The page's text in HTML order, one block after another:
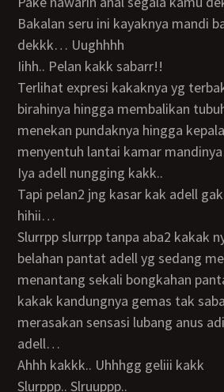
Bakalan seru ini kayaknya mandi bareng kali ini
dekkk… Uughhhh
Iihh.. Pelan kakk sabarr!!
Terlihat expresi kakaknya yg terbakar kembali nafsu
birahinya hingga membalikan
menekan pundaknya hingga
menyentuh lantai kamar
Iya adell nungging kakk..
Tapi pelan2 jng kasar kak adell gak akan kabur kok
hihii…
Slurrpp slurrpp tanpa aba2 kakak nya rudy menjilat
belahan pantat adell yg sedang
menantang sekali bongkahan
kakak kandungnya gemas tak
merasakan sensasi lubang anus
adell…
Ahhh kakkk.. Uhhhgg geliii kakk
Slurppp.. Slruuppp..